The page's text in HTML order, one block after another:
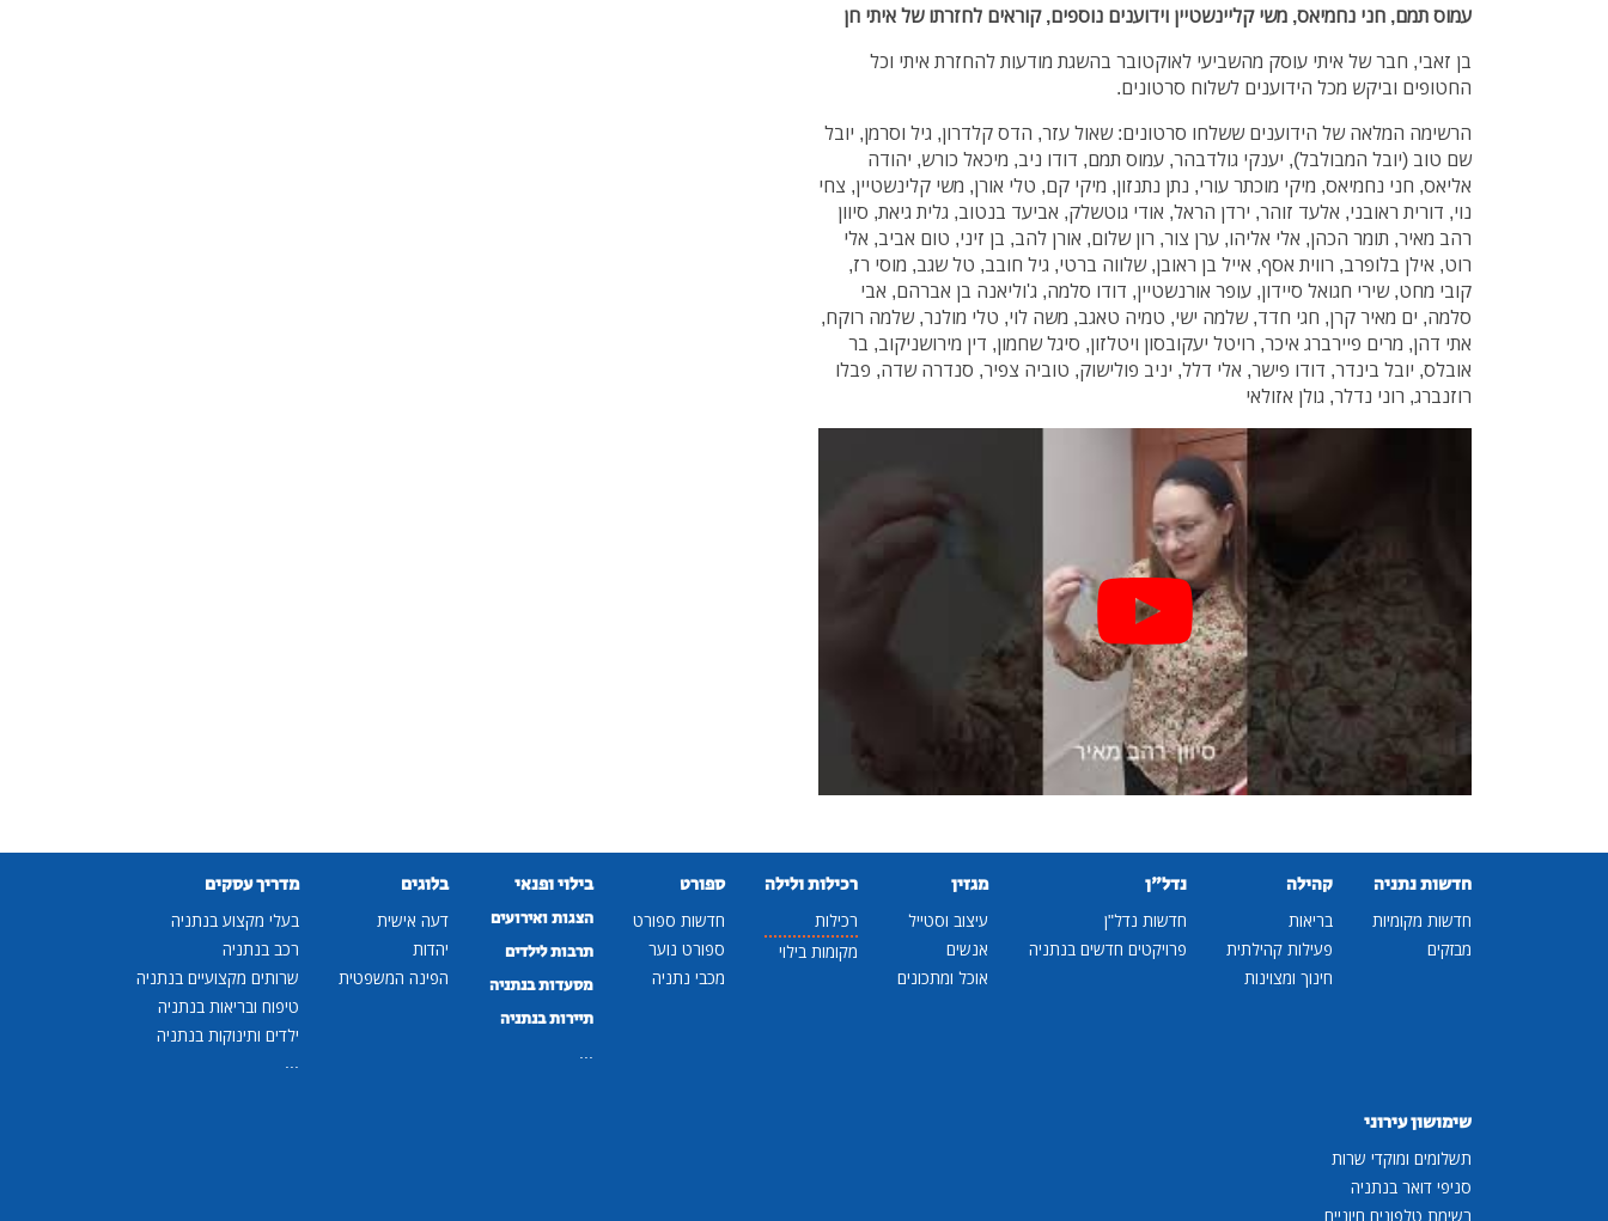
עמוס תמם, חני נחמיאס, משי קליינשטיין וידוענים נוספים, קוראים לחזרתו של איתי חן
בן זאבי, חבר של איתי עוסק מהשביעי לאוקטובר בהשגת מודעות להחזרת איתי וכל
החטופים וביקש מכל הידוענים לשלוח סרטונים.
הרשימה המלאה של הידוענים ששלחו סרטונים: שאול עזר, הדס קלדרון, גיל וסרמן, יובל
שם טוב (יובל המבולבל), יענקי גולדבהר, עמוס תמם, דודו ניב, מיכאל כורש, יהודה
אליאס, חני נחמיאס, מיקי מוכתר עורי, נתן נתנזון, מיקי קם, טלי אורן, משי קלינשטיין, צחי
נוי, דורית ראובני, אלעד זוהר, ירדן הראל, אודי גוטשלק, אביעד בנטוב, גלית גיאת, סיוון
רהב מאיר, תומר הכהן, אלי אליהו, ערן צור, רון שלום, אורן להב, בן זיני, טום אביב, אלי
רוט, אילן בלופרב, רווית אסף, אייל בן ראובן, שלווה ברטי, גיל חובב, טל שגב, מוסי רז,
קובי מחט, שירי חגואל סיידון, עופר אורנשטיין, דודו סלמה, ג'וליאנה בן אברהם, אבי
סלמה, ים מאיר קרן, חגי חדד, שלמה ישי, טמיה טאגב, משה לוי, טלי מולנר, שלמה רוקח,
אתי דהן, מרים פיירברג איכר, רויטל יעקובסון ויטלזון, סיגל שחמון, דין מירושניקוב, בר
אובלס, יובל בינדר, דודו פישר, אלי דלל, יניב פולישוק, טוביה צפיר, סנדרה שדה, פבלו
רוזנברג, רוני נדלר, גולן אזולאי
חדשות נתניה
חדשות מקומיות
מבזקים
קהילה
בריאות
פעילות קהילתית
חינוך ומצוינות
נדל"ן
חדשות נדל"ן
פרויקטים חדשים בנתניה
מגזין
עיצוב וסטייל
אנשים
אוכל ומתכונים
רכילות ולילה
רכילות
מקומות בילוי
ספורט
חדשות ספורט
ספורט נוער
מכבי נתניה
בילוי ופנאי
הצגות ואירועים
תרבות לילדים
מסעדות בנתניה
תיירות בנתניה
בלוגים
דעה אישית
יהדות
הפינה המשפטית
מדריך עסקים
בעלי מקצוע בנתניה
רכב בנתניה
שרותים מקצועיים בנתניה
טיפוח ובריאות בנתניה
ילדים ותינוקות בנתניה
שימושון עירוני
תשלומים ומוקדי שרות
סניפי דואר בנתניה
רשימת טלפונים חיוניים